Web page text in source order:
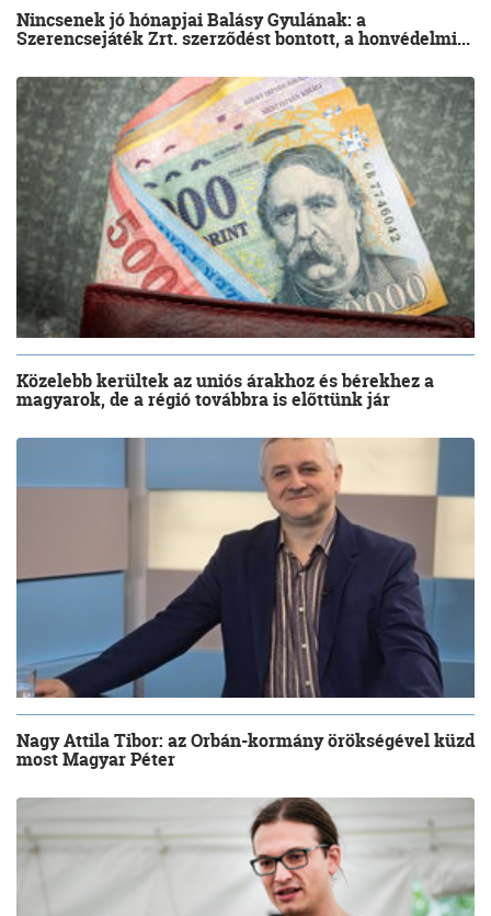
Nincsenek jó hónapjai Balásy Gyulának: a
Szerencsejáték Zrt. szerződést bontott, a honvédelmi...
Közelebb kerültek az uniós árakhoz és bérekhez a
magyarok, de a régió továbbra is előttünk jár
Nagy Attila Tibor: az Orbán-kormány örökségével küzd
most Magyar Péter